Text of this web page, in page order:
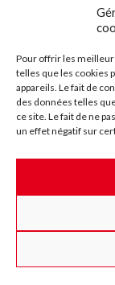
Pour offrir les
telles que les cookies
appareils. Le fait de
des données telles
ce site. Le fait de ne
un effet négatif sur